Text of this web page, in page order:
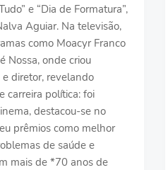
e “Dia de Formatura”,
Aguiar. Na televisão,
como Moacyr Franco
Nossa, onde criou
diretor, revelando
carreira política: foi
destacou-se no
prêmios como melhor
de saúde e
mais de *70 anos de